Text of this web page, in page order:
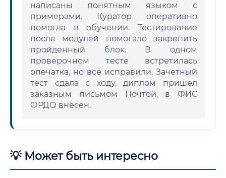
написаны понятным языком с
примерами. Куратор оперативно
помогла в обучении. Тестирование
после модулей помогало закрепить
пройденный блок. В одном
проверочном тесте встретилась
опечатка, но всё исправили. Зачетный
тест сдала с ходу, диплом пришел
заказным письмом Почтой, в ФИС
ФРДО внесен.
💡 Может быть интересно